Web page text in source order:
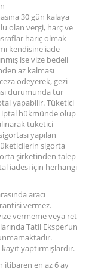
30 gün kalaya
olan vergi, harç ve
hariç olmak
kendisine iade
ise vize bedeli
az kalması
ödeyerek, gezi
durumunda tur
yapabilir. Tüketici
iptal hükmünde olup
tüketici
yapılan
sigorta
şirketinden talep
iadesi için herhangi
aracı
vermez.
vermeme veya ret
Tatil Eksper’un
yaptırmışlardır.
itibaren en az 6 ay